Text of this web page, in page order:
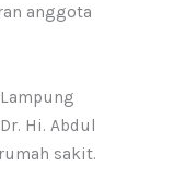
anggota
Hi. Abdul
sakit.